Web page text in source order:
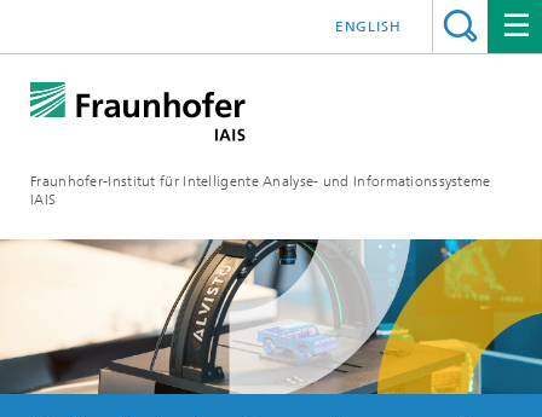
Fraunhofer-Institut für Intelligente Analyse- und Informationssysteme
IAIS
ENGLISH